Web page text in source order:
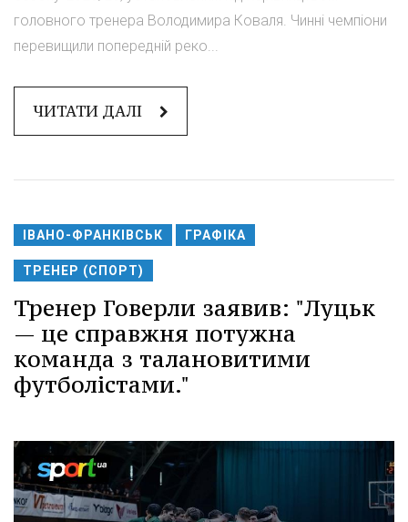
головного тренера Володимира Коваля. Чинні чемпіони
перевищили попередній реко...
ЧИТАТИ ДАЛІ
ІВАНО-ФРАНКІВСЬК ГРАФІКА
ТРЕНЕР (СПОРТ)
Тренер Говерли заявив: "Луцьк
— це справжня потужна
команда з талановитими
футболістами."